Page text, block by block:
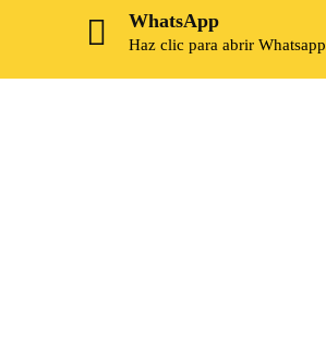
WhatsApp
Haz clic para abrir Whatsapp